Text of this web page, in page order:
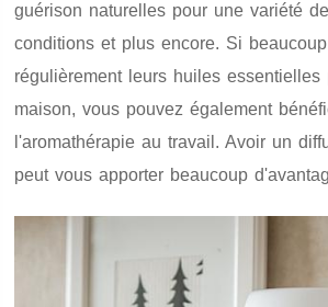
guérison naturelles pour une variété
conditions et plus encore. Si
régulièrement leurs huiles essentielles
maison, vous pouvez également
l'aromathérapie au travail. Avoir un
peut vous apporter beaucoup